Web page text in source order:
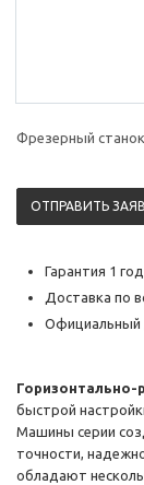
Фрезерный
ОТПРАВИТЬ
Гарантия 1 год
Доставка по
Официальный
Горизонтально-
быстрой
Машины серии
точности,
обладают